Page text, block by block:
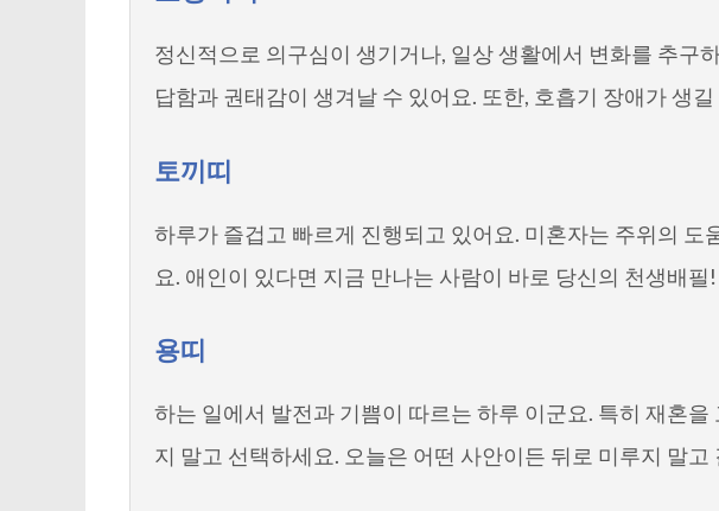
정신적으로 의구심이 생기거나, 일상 생활에서 변화를 추구
답함과 권태감이 생겨날 수 있어요. 또한, 호흡기 장애가 생
토끼띠
하루가 즐겁고 빠르게 진행되고 있어요. 미혼자는 주위의 도
요. 애인이 있다면 지금 만나는 사람이 바로 당신의 천생배
용띠
하는 일에서 발전과 기쁨이 따르는 하루 이군요. 특히 재혼
지 말고 선택하세요. 오늘은 어떤 사안이든 뒤로 미루지 말고